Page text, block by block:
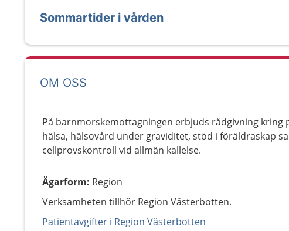
Sommartider i vården
OM OSS
På barnmorskemottagningen erbjuds rådgivning kring
hälsa, hälsovård under graviditet, stöd i föräldraskap
cellprovskontroll vid allmän kallelse.
Ägarform: Region
Verksamheten tillhör Region Västerbotten.
Patientavgifter i Region Västerbotten